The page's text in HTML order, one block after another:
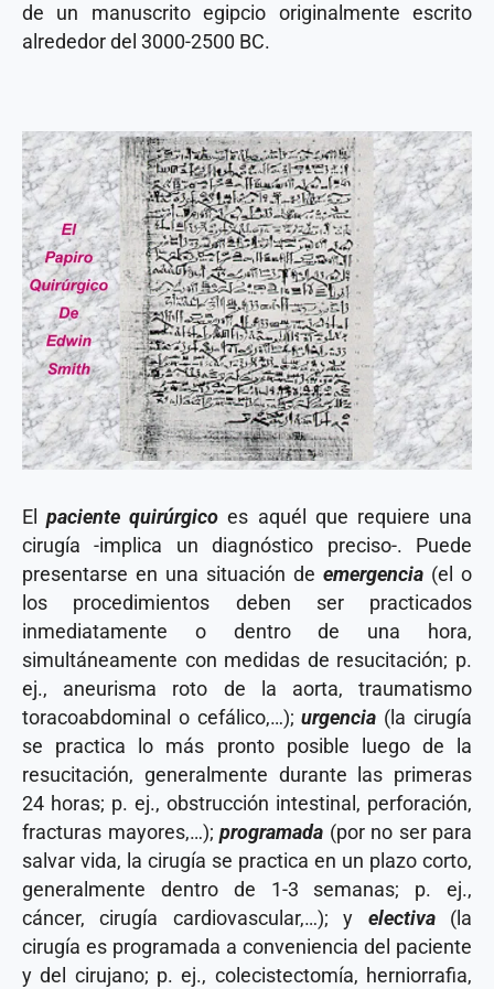
de un manuscrito egipcio originalmente escrito
alrededor del 3000-2500 BC.
Elpaciente quirúrgico es aquél que requiere una
cirugía -implica un diagnóstico preciso-. Puede
presentarse en una situación de emergencia (el o
los procedimientos deben ser practicados
inmediatamente o dentro de una hora,
simultáneamente con medidas de resucitación; p.
ej., aneurisma roto de la aorta, traumatismo
toracoabdominal o cefálico,…);urgencia (la cirugía
se practica lo más pronto posible luego de la
resucitación, generalmente durante las primeras
24 horas; p. ej., obstrucción intestinal, perforación,
fracturas mayores,…); programada (por no ser para
salvar vida, la cirugía se practica en un plazo corto,
generalmente dentro de 1-3 semanas; p. ej.,
cáncer, cirugía cardiovascular,…); y electiva(la
cirugía es programada a conveniencia del paciente
y del cirujano; p. ej., colecistectomía, herniorrafia,